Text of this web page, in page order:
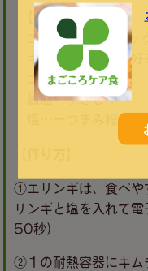
【材料】
・エリンギ… 1パッ
・キムチ（種類はお
・ゴマ油…小さじ１
・醤油…小さじ１
・塩…一つまみ程度
①エリンギは、食べや
リンギと塩を入れて
50秒）
②１の耐熱容器にキム